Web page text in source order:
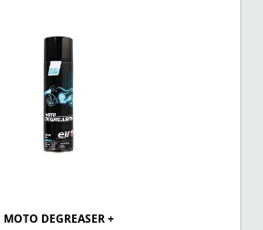
MOTO DEGREASER +